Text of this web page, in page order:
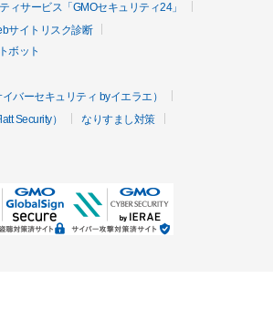
ィサービス「GMOセキュリティ24」
サイトリスク診断
ボット
バーセキュリティ byイエラエ）
Security）
なりすまし対策